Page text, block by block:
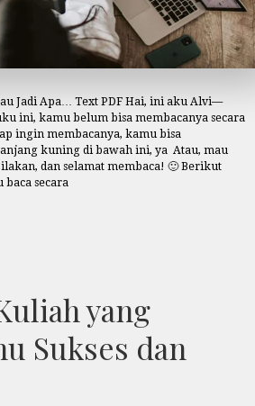
Jadi Apa… Text PDF Hai, ini aku Alvi—
ini, kamu belum bisa membacanya secara
ingin membacanya, kamu bisa
kuning di bawah ini, ya Atau, mau
dan selamat membaca! 🙂 Berikut
secara
yang
Sukses dan